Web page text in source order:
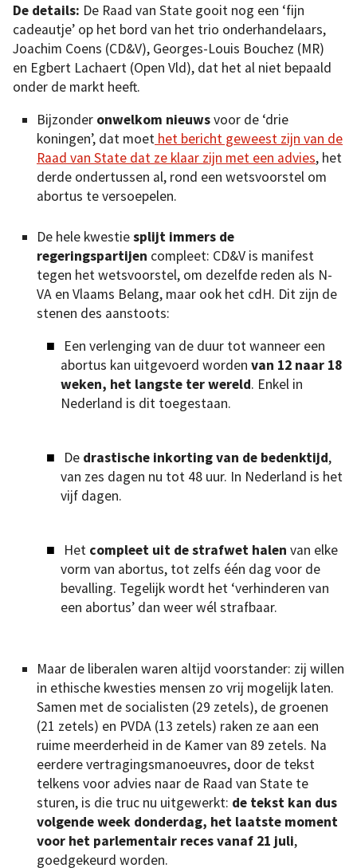
De details: De Raad van State gooit nog een ‘fijn
cadeautje’ op het bord van het trio onderhandelaars,
Joachim Coens (CD&V), Georges-Louis Bouchez (MR)
en Egbert Lachaert (Open Vld), dat het al niet bepaald
onder de markt heeft.
Bijzonder onwelkom nieuwsvoor de ‘drie
koningen’, dat moet het bericht geweest zijn van de
Raad van State dat ze klaar zijn met een advies, het
derde ondertussen al, rond een wetsvoorstel om
abortus te versoepelen.
De hele kwestiesplijt immers de
regeringspartijen compleet: CD&V is manifest
tegen het wetsvoorstel, om dezelfde reden als N-
VA en Vlaams Belang, maar ook het cdH. Dit zijn de
stenen des aanstoots:
Een verlenging van de duur tot wanneer een
abortus kan uitgevoerd worden van 12 naar 18
weken, het langste ter wereld. Enkel in
Nederland is dit toegestaan.
De drastische inkorting van de bedenktijd,
van zes dagen nu tot 48 uur. In Nederland is het
vijf dagen.
Het compleet uit de strafwet halen van elke
vorm van abortus, tot zelfs één dag voor de
bevalling. Tegelijk wordt het ‘verhinderen van
een abortus’ dan weer wél strafbaar.
Maar de liberalen waren altijd voorstander: zij willen
in ethische kwesties mensen zo vrij mogelijk laten.
Samen met de socialisten (29 zetels), de groenen
(21 zetels) en PVDA (13 zetels) raken ze aan een
ruime meerderheid in de Kamer van 89 zetels. Na
eerdere vertragingsmanoeuvres, door de tekst
telkens voor advies naar de Raad van State te
sturen, is die truc nu uitgewerkt: de tekst kan dus
volgende week donderdag, het laatste moment
voor het parlementair reces vanaf 21 juli,
goedgekeurd worden.